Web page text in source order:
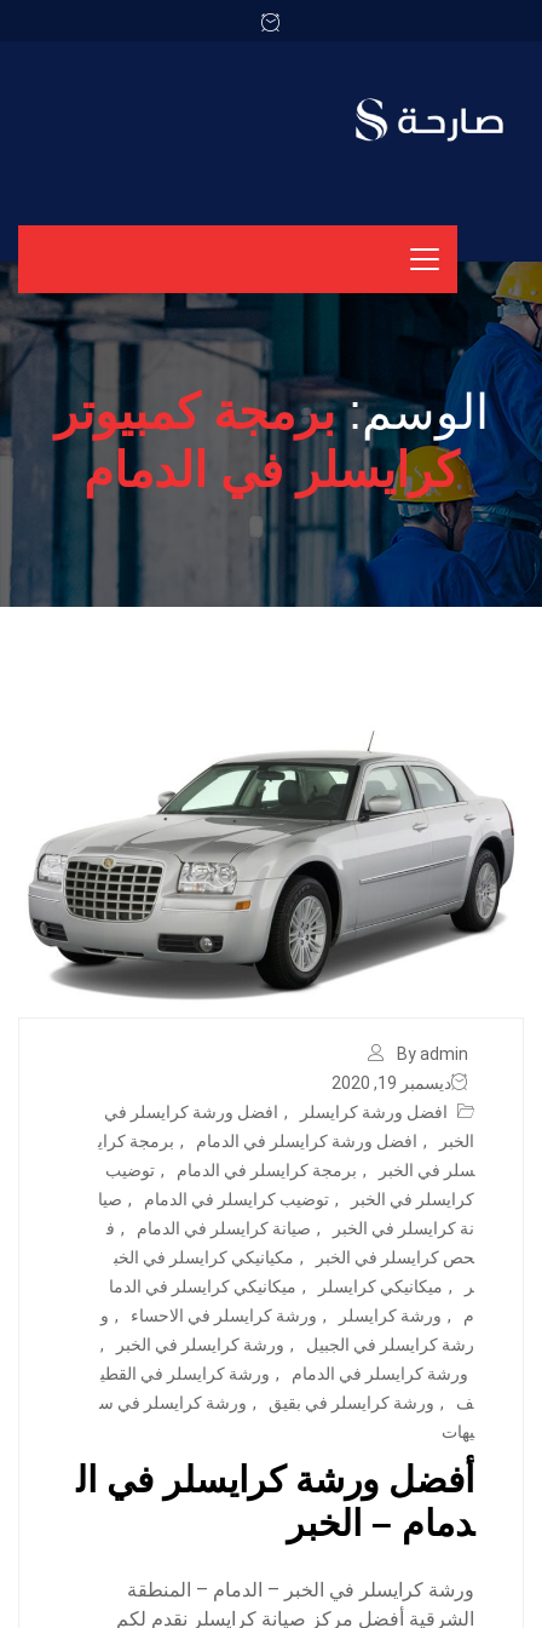
الوسم:برمجة كمبيوتر
كرايسلر في الدمام
By admin
ديسمبر 19, 2020
افضل ورشة كرايسلر
, افضل ورشة كرايسلر في
الخبر
, افضل ورشة كرايسلر في الدمام , برمجة كراي
سلر في الخبر
, برمجة كرايسلر في الدمام , توضيب
كرايسلر في الخبر
, توضيب كرايسلر في الدمام , صيا
نة كرايسلر في الخبر
, صيانة كرايسلر في الدمام , ف
حص كرايسلر في الخبر
, مكيانيكي كرايسلر في الخب
ر
, ميكانيكي كرايسلر , ميكانيكي كرايسلر في الدما
م
, ورشة كرايسلر , ورشة كرايسلر في الاحساء , و
رشة كرايسلر في الجبيل
, ورشة كرايسلر في الخبر
,
ورشة كرايسلر في الدمام
, ورشة كرايسلر في القطي
ف
, ورشة كرايسلر في بقيق , ورشة كرايسلر في س
يهات
أفضل ورشة كرايسلر في ال
دمام – الخبر
ورشة كرايسلر في الخبر – الدمام – المنطقة
الشرقية أفضل مركز صيانة كرايسلر نقدم لكم